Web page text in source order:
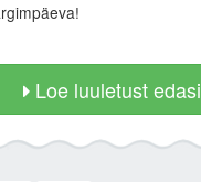
Loe luuletust edasi